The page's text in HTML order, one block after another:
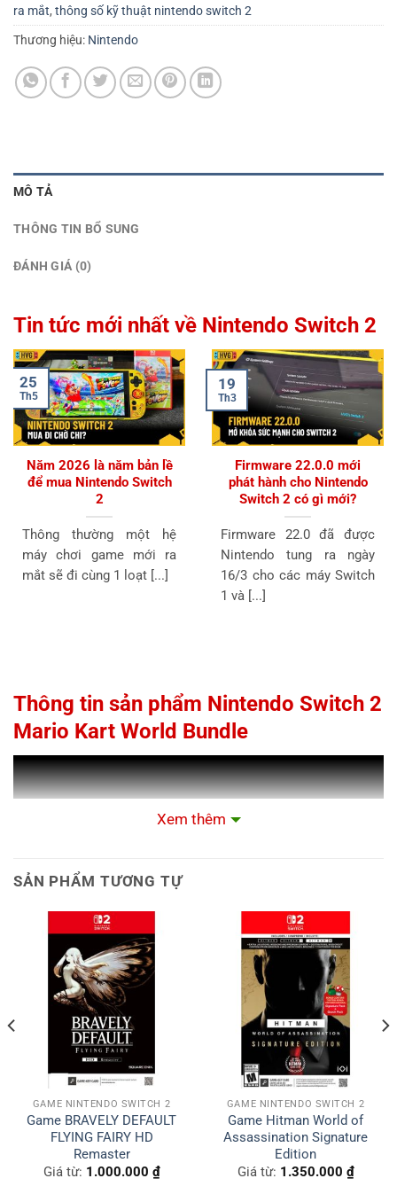
ra mắt, thông số kỹ thuật nintendo switch 2
Thương hiệu: Nintendo
MÔ TẢ
THÔNG TIN BỔ SUNG
ĐÁNH GIÁ (0)
Tin tức mới nhất về Nintendo Switch 2
Năm 2026 là năm bản lề
để mua Nintendo Switch
2
Thông thường một hệ
máy chơi game mới ra
mắt sẽ đi cùng 1 loạt [...]
25
Th5
Firmware 22.0.0 mới
phát hành cho Nintendo
Switch 2 có gì mới?
Firmware 22.0 đã được
Nintendo tung ra ngày
16/3 cho các máy Switch
1 và [...]
19
Th3
Thông tin sản phẩm Nintendo Switch 2
Mario Kart World Bundle
Xem thêm
SẢN PHẨM TƯƠNG TỰ
GAME NINTENDO SWITCH 2
Game BRAVELY DEFAULT
FLYING FAIRY HD
Remaster
Giá từ: 1.000.000 ₫
GAME NINTENDO SWITCH 2
Game Hitman World of
Assassination Signature
Edition
Giá từ: 1.350.000 ₫